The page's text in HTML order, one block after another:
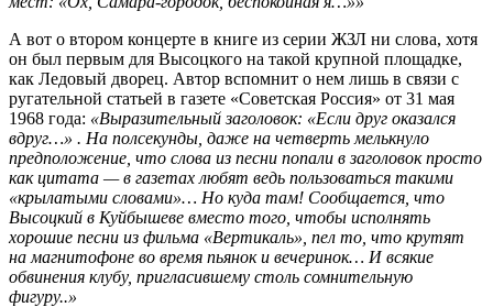
А вот о втором концерте в книге из серии ЖЗЛ ни слова, хотя
он был первым для Высоцкого на такой крупной площадке,
как Ледовый дворец. Автор вспомнит о нем лишь в связи с
ругательной статьей в газете «Советская Россия» от 31 мая
1968 года: «Выразительный заголовок: «Если друг оказался
вдруг…» . На полсекунды, даже на четверть мелькнуло
предположение, что слова из песни попали в заголовок просто
как цитата — в газетах любят ведь пользоваться такими
«крылатыми словами»… Но куда там! Сообщается, что
Высоцкий в Куйбышеве вместо того, чтобы исполнять
хорошие песни из фильма «Вертикаль», пел то, что крутят
на магнитофоне во время пьянок и вечеринок… И всякие
обвинения клубу, пригласившему столь сомнительную
фигуру..»